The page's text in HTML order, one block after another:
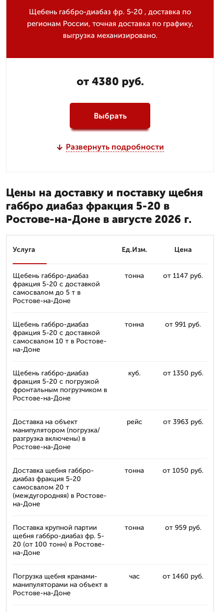
Щебень габбро-диабаз фр. 5-20 , доставка по
регионам России, точная доставка по графику,
выгрузка механизировано.
от 4380 руб.
Выбрать
Развернуть подробности
Цены на доставку и поставку щебня
габбро диабаз фракция 5-20 в
Ростове-на-Доне в августе 2026 г.
Услуга Ед.Изм. Цена
Щебень габбро-диабаз
фракция 5-20 с доставкой
самосвалом до 5 т в
Ростове-на-Доне
тонна от 1147 руб.
Щебень габбро-диабаз
фракция 5-20 с доставкой
самосвалом 10 т в Ростове-
на-Доне
тонна от 991 руб.
Щебень габбро-диабаз
фракция 5-20 с погрузкой
фронтальным погрузчиком в
Ростове-на-Доне
куб. от 1350 руб.
Доставка на объект
манипулятором (погрузка/
разгрузка включены) в
Ростове-на-Доне
рейс от 3963 руб.
Доставка щебня габбро-
диабаз фракция 5-20
самосвалом 20 т
(междугородняя) в Ростове-
на-Доне
тонна от 1050 руб.
Поставка крупной партии
щебня габбро-диабаз фр. 5-
20 (от 100 тонн) в Ростове-
на-Доне
тонна от 959 руб.
Погрузка щебня кранами-
манипуляторами на объект в
Ростове-на-Доне
час от 1460 руб.